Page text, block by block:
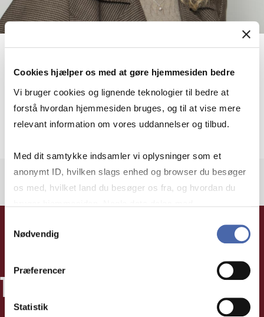
Cookies hjælper os med at gøre hjemmesiden bedre
Vi bruger cookies og lignende teknologier til bedre at
forstå hvordan hjemmesiden bruges, og til at vise mere
relevant information om vores uddannelser og tilbud.
Med dit samtykke indsamler vi oplysninger som et
anonymt ID, hvilken slags enhed og browser du besøger
os med, hvilket land du besøger os fra, og hvordan du
markedsføring. Du bestemmer selv - og kan altid trække
Nødvendig
Præferencer
Statistik
Lektor
up.ioa@cbs.dk
+4538152810
More info
TILMELD DIG